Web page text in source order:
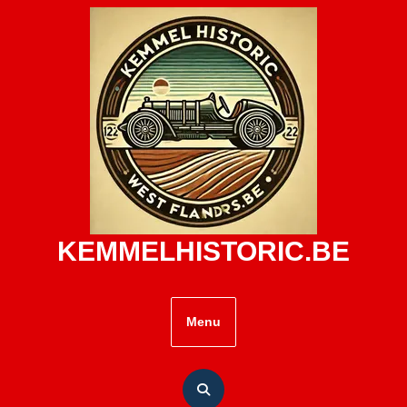
KEMMELHISTORIC.BE
Menu